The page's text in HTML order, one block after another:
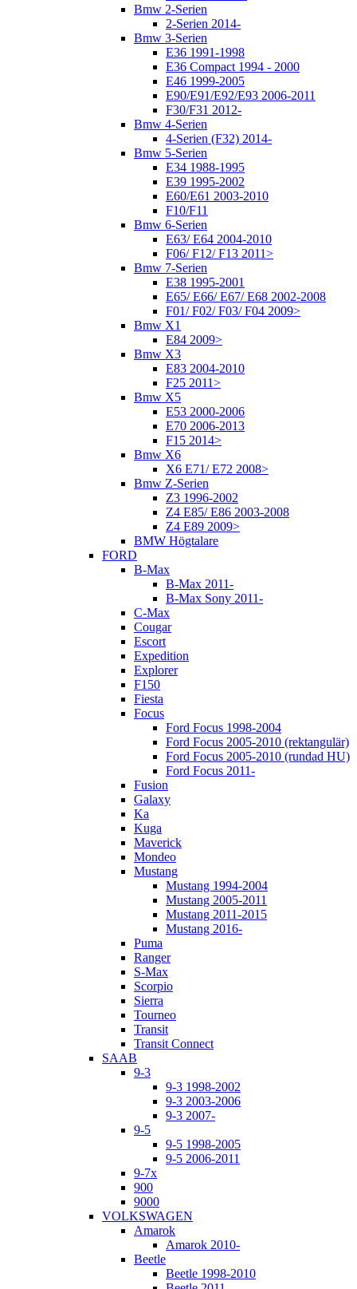
Bmw 2-Serien
2-Serien 2014-
Bmw 3-Serien
E36 1991-1998
E36 Compact 1994 - 2000
E46 1999-2005
E90/E91/E92/E93 2006-2011
F30/F31 2012-
Bmw 4-Serien
4-Serien (F32) 2014-
Bmw 5-Serien
E34 1988-1995
E39 1995-2002
E60/E61 2003-2010
F10/F11
Bmw 6-Serien
E63/ E64 2004-2010
F06/ F12/ F13 2011>
Bmw 7-Serien
E38 1995-2001
E65/ E66/ E67/ E68 2002-2008
F01/ F02/ F03/ F04 2009>
Bmw X1
E84 2009>
Bmw X3
E83 2004-2010
F25 2011>
Bmw X5
E53 2000-2006
E70 2006-2013
F15 2014>
Bmw X6
X6 E71/ E72 2008>
Bmw Z-Serien
Z3 1996-2002
Z4 E85/ E86 2003-2008
Z4 E89 2009>
BMW Högtalare
FORD
B-Max
B-Max 2011-
B-Max Sony 2011-
C-Max
Cougar
Escort
Expedition
Explorer
F150
Fiesta
Focus
Ford Focus 1998-2004
Ford Focus 2005-2010 (rektangulär)
Ford Focus 2005-2010 (rundad HU)
Ford Focus 2011-
Fusion
Galaxy
Ka
Kuga
Maverick
Mondeo
Mustang
Mustang 1994-2004
Mustang 2005-2011
Mustang 2011-2015
Mustang 2016-
Puma
Ranger
S-Max
Scorpio
Sierra
Tourneo
Transit
Transit Connect
SAAB
9-3
9-3 1998-2002
9-3 2003-2006
9-3 2007-
9-5
9-5 1998-2005
9-5 2006-2011
9-7x
900
9000
VOLKSWAGEN
Amarok
Amarok 2010-
Beetle
Beetle 1998-2010